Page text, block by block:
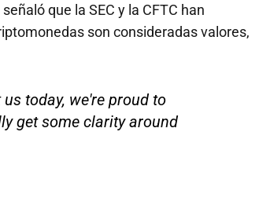
que la SEC y la CFTC han
son consideradas valores,
today, we're proud to
get some clarity around